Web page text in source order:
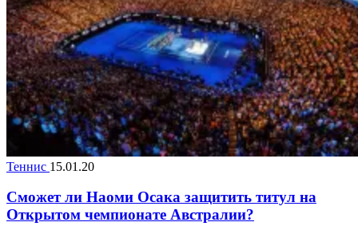
Теннис 15.01.20
Сможет ли Наоми Осака защитить титул на
Открытом чемпионате Австралии?